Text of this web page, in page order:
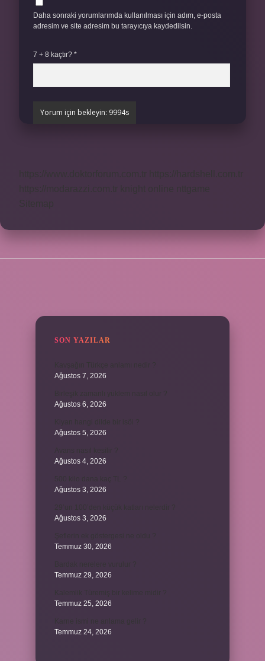
Daha sonraki yorumlarımda kullanılması için adım, e-posta
adresim ve site adresim bu tarayıcıya kaydedilsin.
7 + 8 kaçtır? *
SON YAZILAR
Ağustos 7, 2026
Ağustos 6, 2026
Ağustos 5, 2026
Ağustos 4, 2026
Ağustos 3, 2026
Ağustos 3, 2026
Temmuz 30, 2026
Temmuz 29, 2026
Temmuz 25, 2026
Temmuz 24, 2026